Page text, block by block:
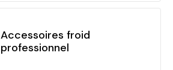
Accessoires froid
professionnel